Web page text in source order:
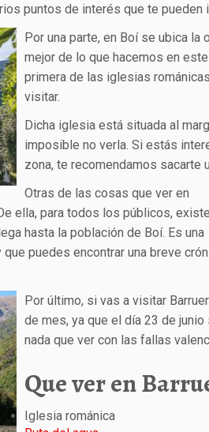
puntos de interés que te pueden
Por una parte, en Boí se ubica
mejor de lo que hacemos en
primera de las iglesias románicas
visitar.
Dicha iglesia está situada al
imposible no verla. Si estás
zona, te recomendamos sacarte
Otras de las cosas que ver en
ella, para todos los públicos, existe
hasta la población de Boí. Es una
puedes encontrar una breve
Por último, si vas a visitar
de mes, ya que el día 23 de
nada que ver con las fallas
Que ver en
Iglesia románica